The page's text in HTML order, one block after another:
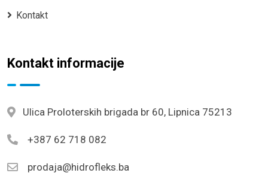
Kontakt
Kontakt informacije
Ulica Proloterskih brigada br 60, Lipnica 75213
+387 62 718 082
prodaja@hidrofleks.ba